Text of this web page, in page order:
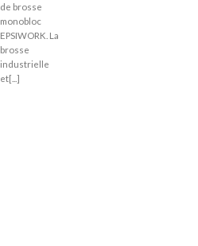
de brosse
monobloc
EPSIWORK. La
brosse
industrielle
et[...]